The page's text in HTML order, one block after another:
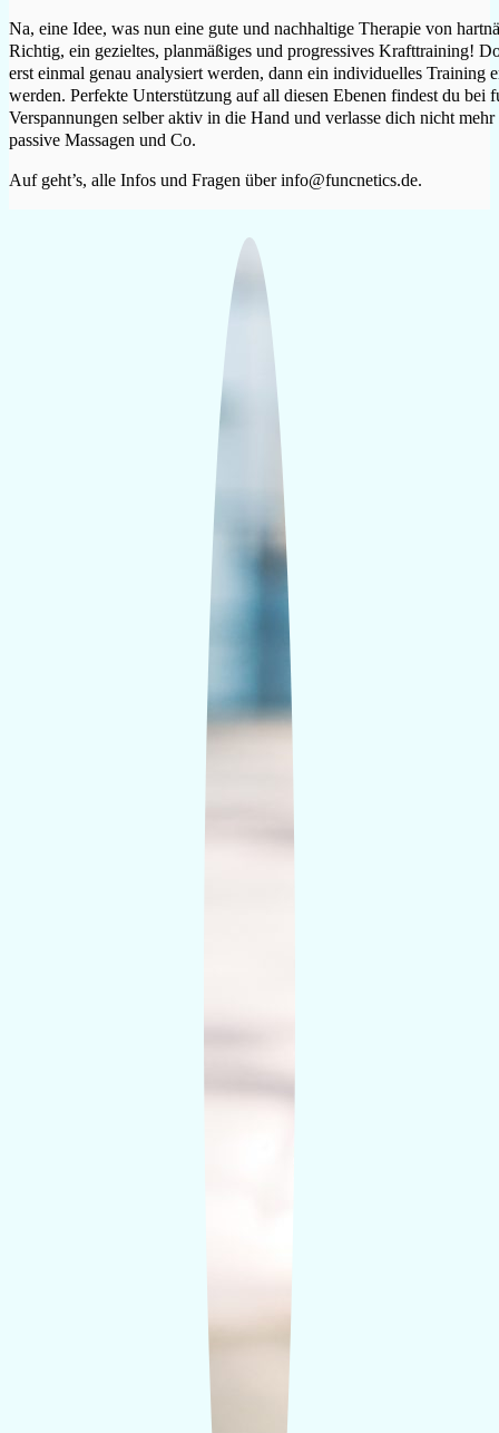
Na, eine Idee, was nun eine gute und nachhaltige Therapie von
Richtig, ein gezieltes, planmäßiges und progressives Krafttraining!
erst einmal genau analysiert werden, dann ein individuelles Training
werden. Perfekte Unterstützung auf all diesen Ebenen findest du bei
Verspannungen selber aktiv in die Hand und verlasse dich nicht
passive Massagen und Co.
Auf geht’s, alle Infos und Fragen über info@funcnetics.de.